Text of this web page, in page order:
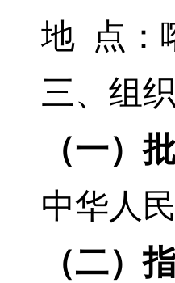
地 点：
三、组
（一）
中华人
（二）